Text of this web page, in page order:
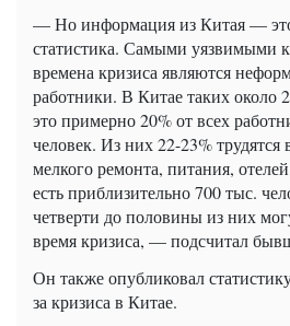
— Но информация из Китая —
статистика. Самыми уязвимыми
времена кризиса являются
работники. В Китае таких около
это примерно 20% от всех
человек. Из них 22-23% трудятся
мелкого ремонта, питания,
есть приблизительно 700 тыс.
четверти до половины из них
время кризиса, — подсчитал
Он также опубликовал
за кризиса в Китае.